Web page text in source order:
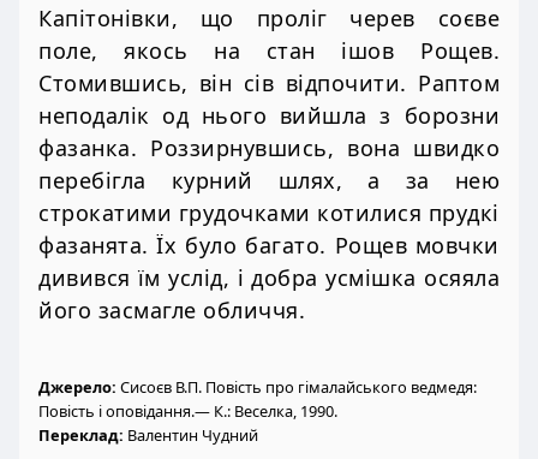
Капітонівки, що проліг черев соєве
поле, якось на стан ішов Рощев.
Стомившись, він сів відпочити. Раптом
неподалік од нього вийшла з борозни
фазанка. Роззирнувшись, вона швидко
перебігла курний шлях, а за нею
строкатими грудочками котилися прудкі
фазанята. Їх було багато. Рощев мовчки
дивився їм услід, і добра усмішка осяяла
його засмагле обличчя.
Джерело: Сисоєв В.П. Повість про гімалайського ведмедя:
Повість і оповідання.— К.: Веселка, 1990.
Переклад: Валентин Чудний